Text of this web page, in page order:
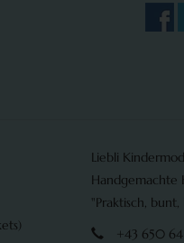
Liebli
Handgemachte
"Praktisch,
+43 650